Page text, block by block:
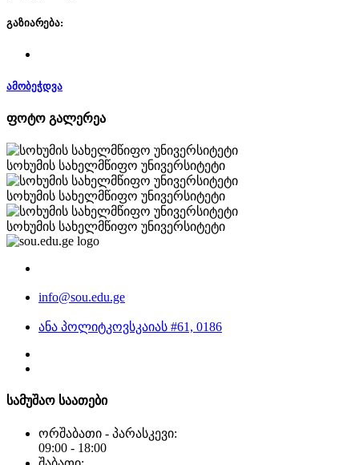
გაზიარება:
ამობეჭდვა
ფოტო გალერეა
სოხუმის სახელმწიფო უნივერსიტეტი
სოხუმის სახელმწიფო უნივერსიტეტი
სოხუმის სახელმწიფო უნივერსიტეტი
info@sou.edu.ge
ანა პოლიტკოვსკაიას #61, 0186
სამუშაო საათები
ორშაბათი - პარასკევი:
09:00 - 18:00